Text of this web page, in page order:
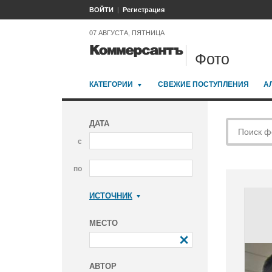
ВОЙТИ Регистрация
07 АВГУСТА, ПЯТНИЦА
Фото
КАТЕГОРИИ СВЕЖИЕ ПОСТУПЛЕНИЯ
ДАТА
с
по
ИСТОЧНИК
МЕСТО
АВТОР